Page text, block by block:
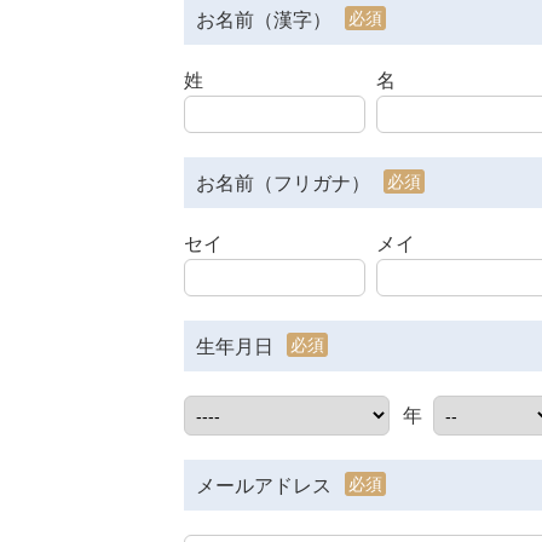
お名前（漢字） 必須
姓 名
お名前（フリガナ） 必須
セイ メイ
生年月日 必須
年
メールアドレス 必須